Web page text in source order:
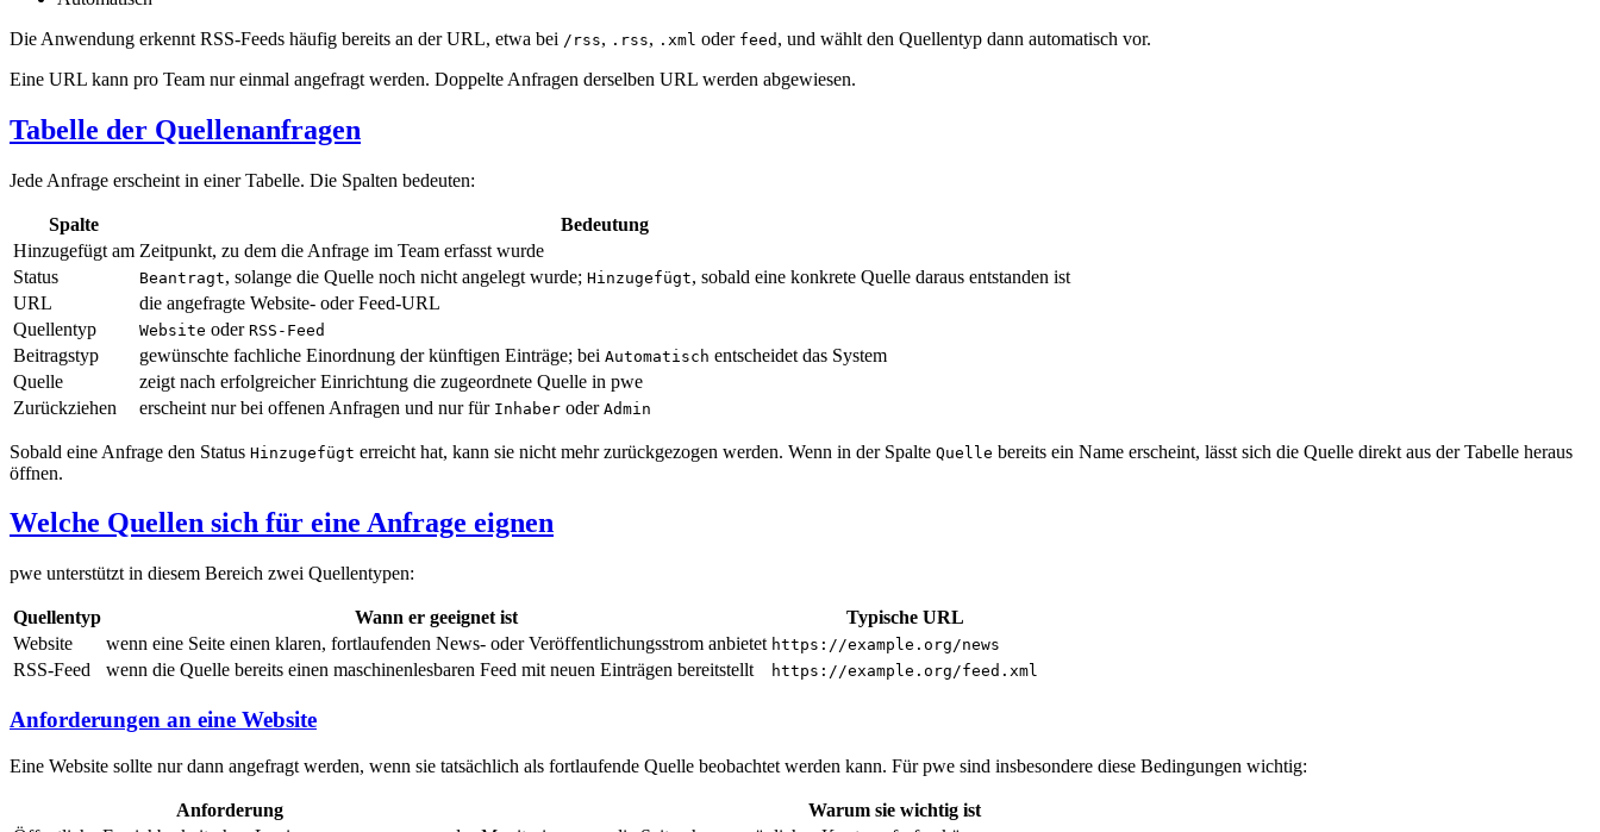
Die Anwendung erkennt RSS-Feeds häufig bereits an der URL, etwa bei /rss, .rss, .xml oder feed , und wählt den Quellentyp dann automatisch vor.
Eine URL kann pro Team nur einmal angefragt werden. Doppelte Anfragen derselben URL werden abgewiesen.
Tabelle der Quellenanfragen
Jede Anfrage erscheint in einer Tabelle. Die Spalten bedeuten:
Spalte
Bedeutung
Hinzugefügt am Zeitpunkt, zu dem die Anfrage im Team erfasst wurde
Status
Beantragt, solange die Quelle noch nicht angelegt wurde; Hinzugefügt, sobald eine konkrete Quelle daraus entstanden ist
URL
die angefragte Website- oder Feed-URL
Quellentyp
Website oder RSS-Feed
Beitragstyp gewünschte fachliche Einordnung der künftigen Einträge; bei Automatisch entscheidet das System
Quelle
zeigt nach erfolgreicher Einrichtung die zugeordnete Quelle in pwe
Zurückziehen
erscheint nur bei offenen Anfragen und nur für Inhaber oder Admin
Sobald eine Anfrage den Status Hinzugefügt erreicht hat, kann sie nicht mehr zurückgezogen werden. Wenn in der Spalte Quelle bereits ein Name erscheint, lässt sich die Quelle direkt aus der Tabelle heraus
öffnen.
Welche Quellen sich für eine Anfrage eignen
pwe unterstützt in diesem Bereich zwei Quellentypen:
Quellentyp Wann er geeignet ist
Typische URL
Website
wenn eine Seite einen klaren, fortlaufenden News- oder Veröffentlichungsstrom anbietet https://example.org/news
RSS-Feed wenn die Quelle bereits einen maschinenlesbaren Feed mit neuen Einträgen bereitstellt https://example.org/feed.xml
Anforderungen an eine Website
Eine Website sollte nur dann angefragt werden, wenn sie tatsächlich als fortlaufende Quelle beobachtet werden kann. Für pwe sind insbesondere diese Bedingungen wichtig:
Anforderung
Warum sie wichtig ist